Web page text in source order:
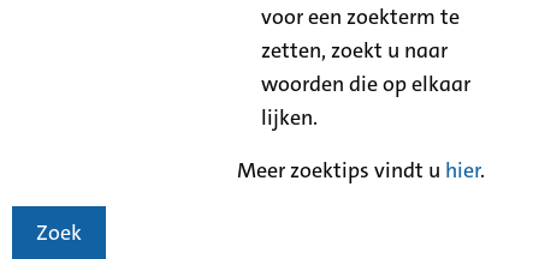
voor een zoekterm te
zetten, zoekt u naar
woorden die op elkaar
lijken.
Meer zoektips vindt u hier.
Zoek